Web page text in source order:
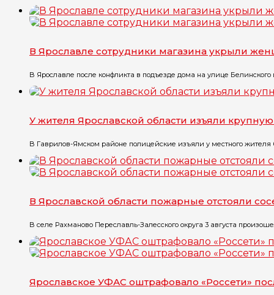
В Ярославле сотрудники магазина укрыли
В Ярославле после конфликта в подъезде дома на улице Белинского
У жителя Ярославской области изъяли
В Гаврилов-Ямском районе полицейские изъяли у местного жителя
В Ярославской области пожарные отстояли
В селе Рахманово Переславль-Залесского округа 3 августа
Ярославское УФАС оштрафовало «Россети»